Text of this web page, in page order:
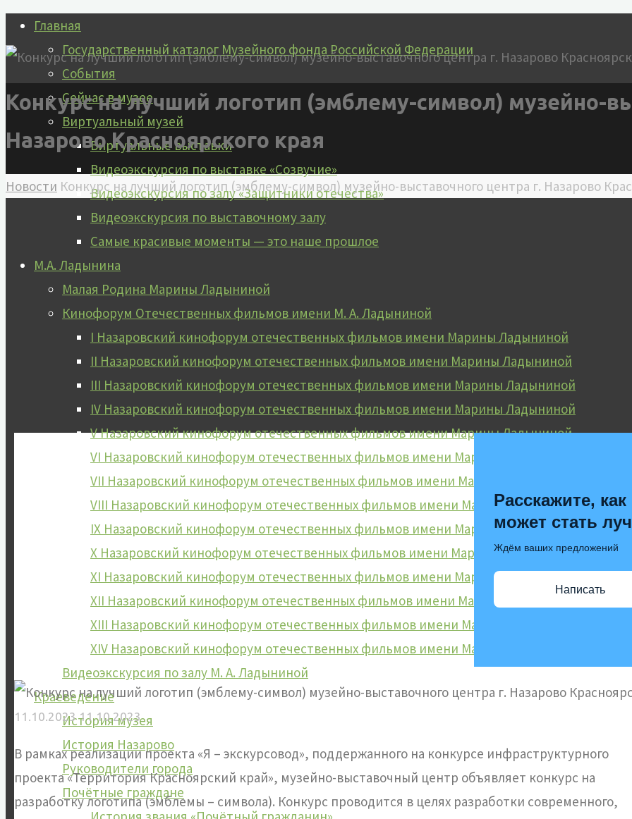
Перейти
к
содержимому
Главная
Государственный каталог Музейного фонда Российской Федерации
События
Сейчас в музее
Виртуальный музей
Виртуальные выставки
Видеоэкскурсия по выставке «Созвучие»
Видеоэкскурсия по залу «Защитники отечества»
Видеоэкскурсия по выставочному залу
Самые красивые моменты — это наше прошлое
М.А. Ладынина
Малая Родина Марины Ладыниной
Кинофорум Отечественных фильмов имени М. А. Ладыниной
I Назаровский кинофорум отечественных фильмов имени Марины Ладыниной
II Назаровский кинофорум отечественных фильмов имени Марины Ладыниной
III Назаровский кинофорум отечественных фильмов имени Марины Ладыниной
IV Назаровский кинофорум отечественных фильмов имени Марины Ладыниной
V Назаровский кинофорум отечественных фильмов имени Марины Ладыниной
VI Назаровский кинофорум отечественных фильмов имени Марины Ладыниной
VII Назаровский кинофорум отечественных фильмов имени Марины Ладыниной
VIII Назаровский кинофорум отечественных фильмов имени Марины Ладыниной
IX Назаровский кинофорум отечественных фильмов имени Марины Ладыниной
X Назаровский кинофорум отечественных фильмов имени Марины Ладыниной
XI Назаровский кинофорум отечественных фильмов имени Марины Ладыниной
XII Назаровский кинофорум отечественных фильмов имени Марины Ладыниной
XIII Назаровский кинофорум отечественных фильмов имени Марины Ладыниной
XIV Назаровский кинофорум отечественных фильмов имени Марины Ладыниной
Видеоэкскурсия по залу М. А. Ладыниной
Краеведение
История музея
История Назарово
Руководители города
Почётные граждане
Конкурс на лучший логотип (эмблему-символ) музейно-
Назарово Красноярского края
Главная
Новости Конкурс на лучший логотип (эмблему-символ) музейно-выставочного центра г. Назарово
Расскажите,
может стать
Ждём ваших предложений
Написать
11.10.202311.10.2023
В рамках реализации проекта «Я – экскурсовод», поддержанного на конкурсе инфраструктурного
проекта «Территория Красноярский край», музейно-выставочный центр объявляет конкурс на
разработку логотипа (эмблемы – символа). Конкурс проводится в целях разработки современного,